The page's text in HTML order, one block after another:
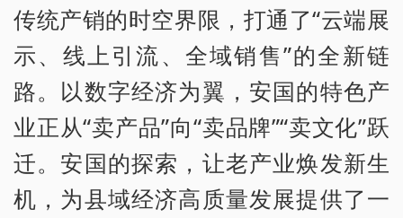
传统产销的时空界限，打通了“云端展
示、线上引流、全域销售”的全新链
路。以数字经济为翼，安国的特色产
业正从“卖产品”向“卖品牌”“卖文化”跃
迁。安国的探索，让老产业焕发新生
机，为县域经济高质量发展提供了一